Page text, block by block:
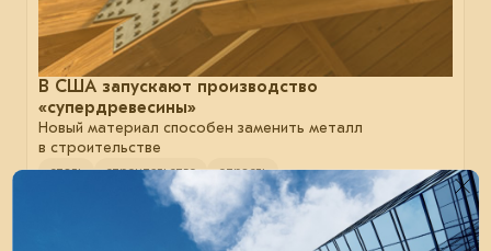
В США запускают производство
«супердревесины»
Новый материал способен заменить металл
в строительстве
сталь строительство отрасль